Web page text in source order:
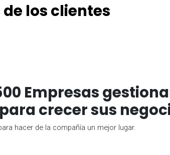
de los clientes
Empresas
crecer sus
hacer de la compañía un mejor lugar.